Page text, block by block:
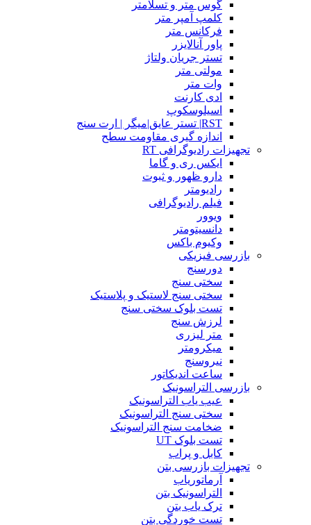
گوس متر و تسلامتر
کلمپ آمپر متر
فرکانس متر
پاور آنالایزر
تستر جریان ولتاژ
مولتی متر
وات متر
ادی کارنت
اسیلوسکوپ
RST| تستر عایق|میگر | ارت سنج
اندازه گیری مقاومت سطح
تجهیزات رادیوگرافی RT
ایکس ری و گاما
دارو ظهور و ثبوت
رادیومتر
فیلم رادیوگرافی
ویوور
دانسیتومتر
وکیوم باکس
بازرسی فیزیکی
دورسنج
سختی سنج
سختی سنج لاستیک و پلاستیک
تست بلوک سختی سنج
لرزش سنج
متر لیزری
میکرومتر
نیروسنج
ساعت اندیکاتور
بازرسی التراسونیک
عیب یاب التراسونیک
سختی سنج التراسونیک
ضخامت سنج التراسونیک
تست بلوک UT
کابل و پراب
تجهیزات بازرسی بتن
آرماتوریاب
التراسونیک بتن
ترک یاب بتن
تست خوردگی بتن